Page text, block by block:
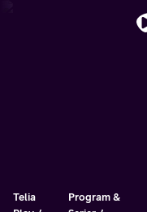
Telia
Program &